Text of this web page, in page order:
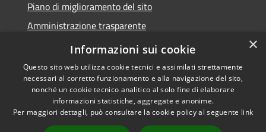
Piano di miglioramento del sito
Amministrazione trasparente
Albo Pretorio
Accessibilità
Copyright © 2026 • Comune di
Trani • Powered by
×
Informazioni sui cookie
Questo sito web utilizza cookie tecnici e assimilati strettamente
necessari al corretto funzionamento e alla navigazione del sito,
nonché un cookie tecnico analitico al solo fine di elaborare
informazioni statistiche, aggregate e anonime.
Per maggiori dettagli, può consultare la cookie policy al seguente link